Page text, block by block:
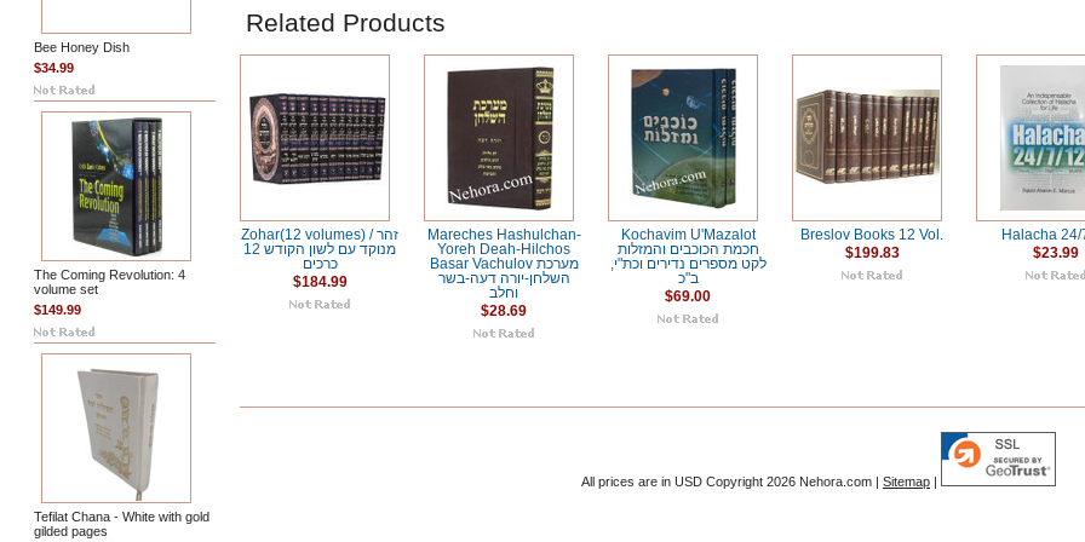
Bee Honey Dish
$34.99
The Coming Revolution: 4
volume set
$149.99
Tefilat Chana - White with gold
gilded pages
Related Products
Zohar(12 volumes) / זהר
מנוקד עם לשון הקודש 12
כרכים
$184.99
Mareches Hashulchan-
Yoreh Deah-Hilchos
Basar Vachulov מערכת
השלחן-יורה דעה-בשר
וחלב
$28.69
Kochavim U'Mazalot
חכמת הכוכבים והמזלות
לקט מספרים נדירים וכת"י,
ב"כ
$69.00
Breslov Books 12 Vol.
$199.83
Halacha 24/
$23.99
All prices are in USD Copyright 2026 Nehora.com | Sitemap |